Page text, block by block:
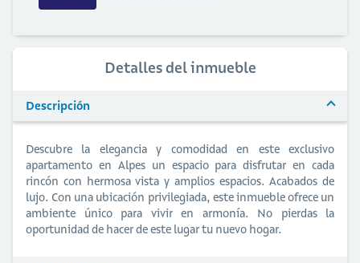
Detalles del inmueble
Descripción
Descubre la elegancia y comodidad en este exclusivo
apartamento en Alpes un espacio para disfrutar en cada
rincón con hermosa vista y amplios espacios. Acabados de
lujo. Con una ubicación privilegiada, este inmueble ofrece un
ambiente único para vivir en armonía. No pierdas la
oportunidad de hacer de este lugar tu nuevo hogar.